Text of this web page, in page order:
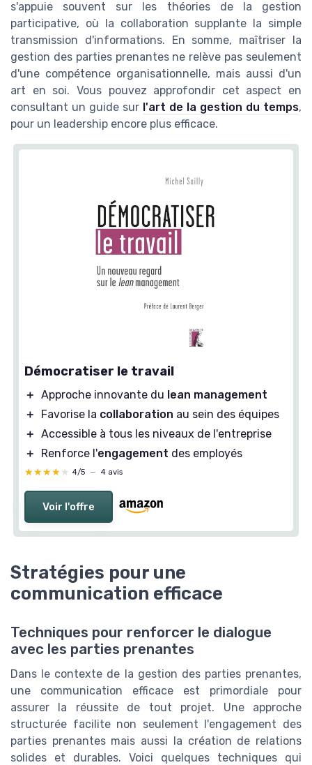
s'appuie souvent sur les théories de la gestion
participative, où la collaboration supplante la simple
transmission d'informations. En somme, maîtriser la
gestion des parties prenantes ne relève pas seulement
d'une compétence organisationnelle, mais aussi d'un
art en soi. Vous pouvez approfondir cet aspect en
consultant un guide sur l'art de la gestion du temps,
pour un leadership encore plus efficace.
Démocratiser le travail
＋ Approche innovante du lean management
＋
Favorise la collaboration au sein des équipes
＋ Accessible à tous les niveaux de l'entreprise
＋
Renforce l'engagement des employés
★★★★★
★★★★★ 4/5 — 4 avis
Voir l'offre
Stratégies pour une
communication efficace
Techniques pour renforcer le dialogue
avec les parties prenantes
Dans le contexte de la gestion des parties prenantes,
une communication efficace est primordiale pour
assurer la réussite de tout projet. Une approche
structurée facilite non seulement l'engagement des
parties prenantes mais aussi la création de relations
solides et durables. Voici quelques techniques qui